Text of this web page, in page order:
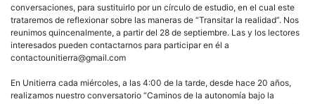
conversaciones, para sustituirlo por un círculo de estudio, en el cual este
trataremos de reflexionar sobre las maneras de “Transitar la realidad”. Nos
reunimos quincenalmente, a partir del 28 de septiembre. Las y los lectores
interesados pueden contactarnos para participar en él a
contactounitierra@gmail.com
En Unitierra cada miércoles, a las 4:00 de la tarde, desde hace 20 años,
realizamos nuestro conversatorio “Caminos de la autonomía bajo la